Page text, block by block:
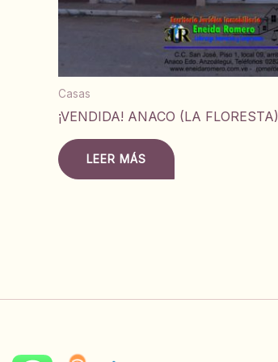
Casas
¡VENDIDA! ANACO (LA FLORESTA)
LEER MÁS